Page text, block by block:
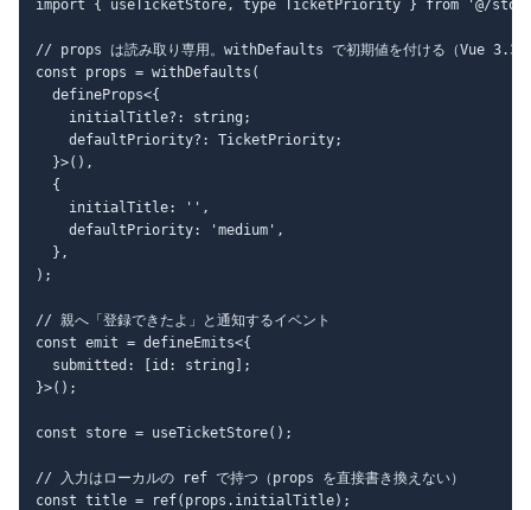
import { useTicketStore, type TicketPriority } from '@/
// props は読み取り専用。withDefaults で初期値を付ける（Vue 3.3以
const props = withDefaults(
  defineProps<{
    initialTitle?: string;
    defaultPriority?: TicketPriority;
  }>(),
  {
    initialTitle: '',
    defaultPriority: 'medium',
  },
);
// 親へ「登録できたよ」と通知するイベント
const emit = defineEmits<{
  submitted: [id: string];
}>();
const store = useTicketStore();
// 入力はローカルの ref で持つ（props を直接書き換えない）
const title = ref(props.initialTitle);